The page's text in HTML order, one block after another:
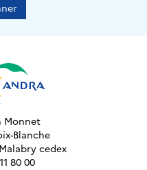
Monnet
Blanche
cedex
80 00